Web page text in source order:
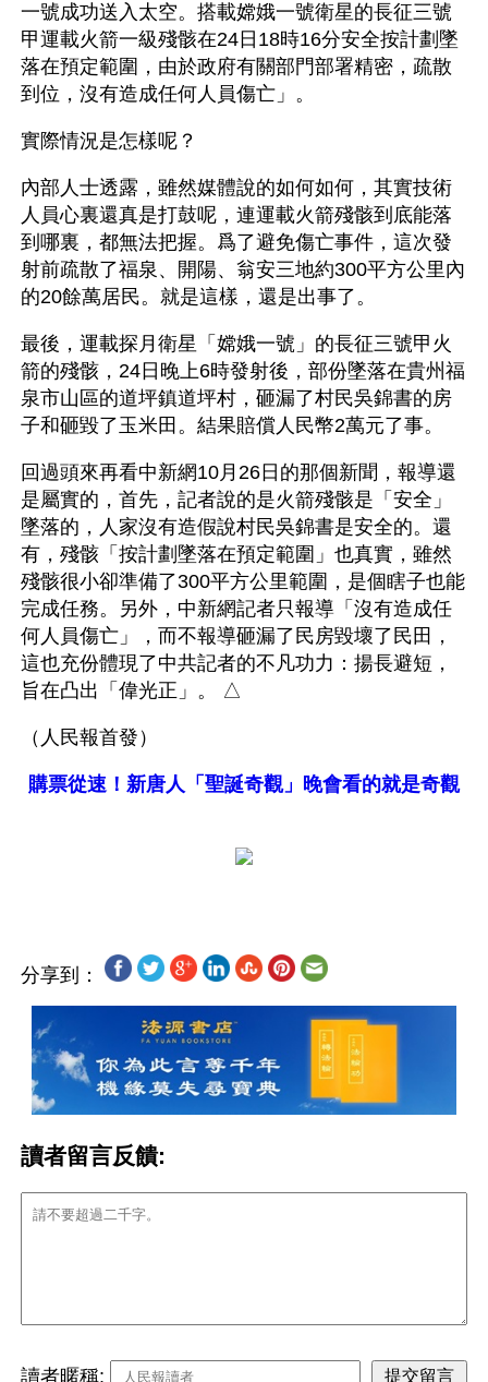
一號成功送入太空。搭載嫦娥一號衛星的長征三號
甲運載火箭一級殘骸在24日18時16分安全按計劃墜
落在預定範圍，由於政府有關部門部署精密，疏散
到位，沒有造成任何人員傷亡」。
實際情況是怎樣呢？
內部人士透露，雖然媒體說的如何如何，其實技術
人員心裏還真是打鼓呢，連運載火箭殘骸到底能落
到哪裏，都無法把握。爲了避免傷亡事件，這次發
射前疏散了福泉、開陽、翁安三地約300平方公里內
的20餘萬居民。就是這樣，還是出事了。
最後，運載探月衛星「嫦娥一號」的長征三號甲火
箭的殘骸，24日晚上6時發射後，部份墜落在貴州福
泉市山區的道坪鎮道坪村，砸漏了村民吳錦書的房
子和砸毀了玉米田。結果賠償人民幣2萬元了事。
回過頭來再看中新網10月26日的那個新聞，報導還
是屬實的，首先，記者說的是火箭殘骸是「安全」
墜落的，人家沒有造假說村民吳錦書是安全的。還
有，殘骸「按計劃墜落在預定範圍」也真實，雖然
殘骸很小卻準備了300平方公里範圍，是個瞎子也能
完成任務。另外，中新網記者只報導「沒有造成任
何人員傷亡」，而不報導砸漏了民房毀壞了民田，
這也充份體現了中共記者的不凡功力：揚長避短，
旨在凸出「偉光正」。 △
（人民報首發）
購票從速！新唐人「聖誕奇觀」晚會看的就是奇觀
分享到：
讀者留言反饋:
讀者暱稱: